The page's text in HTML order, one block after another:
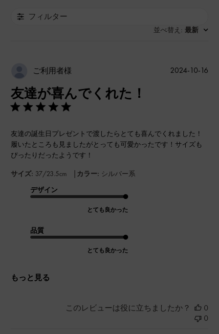
フィルター
並べ替え : 最新
ご利用者様
友達が喜んでくれた！
友達の誕生日プレゼントで渡したらとても喜んでくれました！
履いたところも見ましたがとっても可愛かったです！サイズも
ぴったりだったようです！
サイズ: 37/23.5cm | カラー: シルバー系
デザイン
とても良かった
品質
とても良かった
もっと見る
公
2024-10-16
このレビューは役に立ちましたか？
0
0